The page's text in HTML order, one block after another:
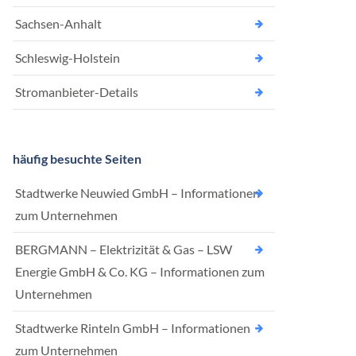
Sachsen-Anhalt
Schleswig-Holstein
Stromanbieter-Details
häufig besuchte Seiten
Stadtwerke Neuwied GmbH – Informationen
zum Unternehmen
BERGMANN – Elektrizität & Gas – LSW
Energie GmbH & Co. KG – Informationen zum
Unternehmen
Stadtwerke Rinteln GmbH – Informationen
zum Unternehmen